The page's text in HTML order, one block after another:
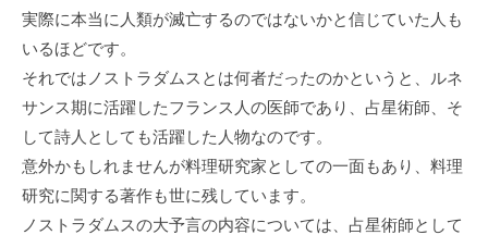
実際に本当に人類が滅亡するのではないかと信じていた人も
いるほどです。
それではノストラダムスとは何者だったのかというと、ルネ
サンス期に活躍したフランス人の医師であり、占星術師、そ
して詩人としても活躍した人物なのです。
意外かもしれませんが料理研究家としての一面もあり、料理
研究に関する著作も世に残しています。
ノストラダムスの大予言の内容については、占星術師として